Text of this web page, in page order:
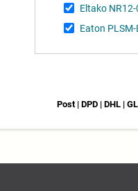
Eltako NR12-
Eaton
Post | DPD | DHL |